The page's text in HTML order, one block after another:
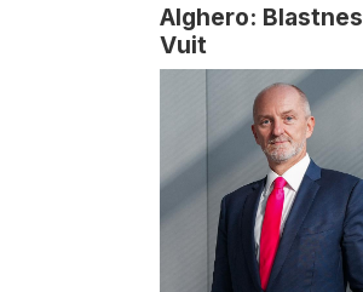
Alghero:
Vuit